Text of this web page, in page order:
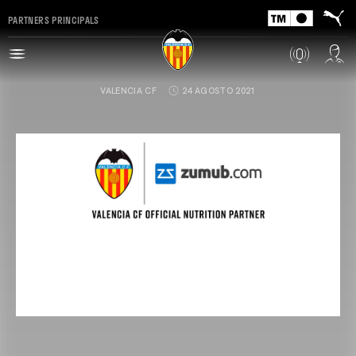
PARTNERS PRINCIPALS
VALENCIA CF 24 AGOSTO 2021